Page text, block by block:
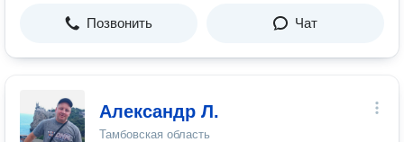
Позвонить Чат
Александр Л.
Тамбовская область